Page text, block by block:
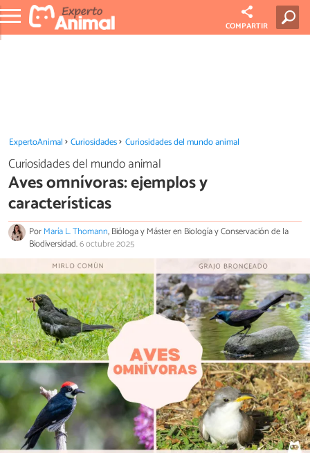
COMPARTIR
ExpertoAnimal Curiosidades Curiosidades del mundo animal
Curiosidades del mundo animal
Aves omnívoras: ejemplos y
características
PorMaría L. Thomann, Bióloga y Máster en Biología y Conservación de la
Biodiversidad.6 octubre 2025